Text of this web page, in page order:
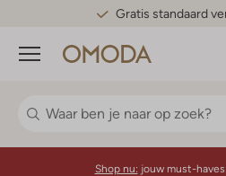
Gratis standaard
Menu
Shop nu: jouw must-